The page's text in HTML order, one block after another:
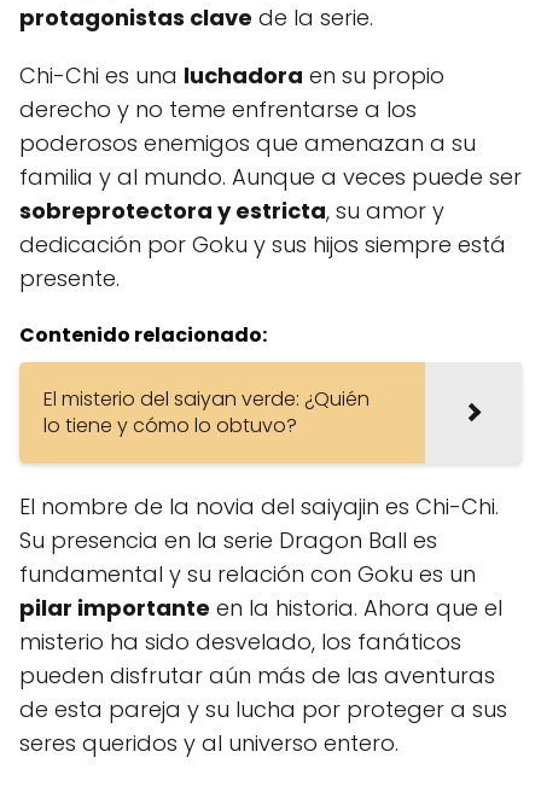
protagonistas clave de la serie.
Chi-Chi es una luchadora en su propio
derecho y no teme enfrentarse a los
poderosos enemigos que amenazan a su
familia y al mundo. Aunque a veces puede ser
sobreprotectora y estricta, su amor y
dedicación por Goku y sus hijos siempre está
presente.
Contenido relacionado:
El misterio del saiyan verde: ¿Quién
lo tiene y cómo lo obtuvo?
El nombre de la novia del saiyajin es Chi-Chi.
Su presencia en la serie Dragon Ball es
fundamental y su relación con Goku es un
pilar importante en la historia. Ahora que el
misterio ha sido desvelado, los fanáticos
pueden disfrutar aún más de las aventuras
de esta pareja y su lucha por proteger a sus
seres queridos y al universo entero.